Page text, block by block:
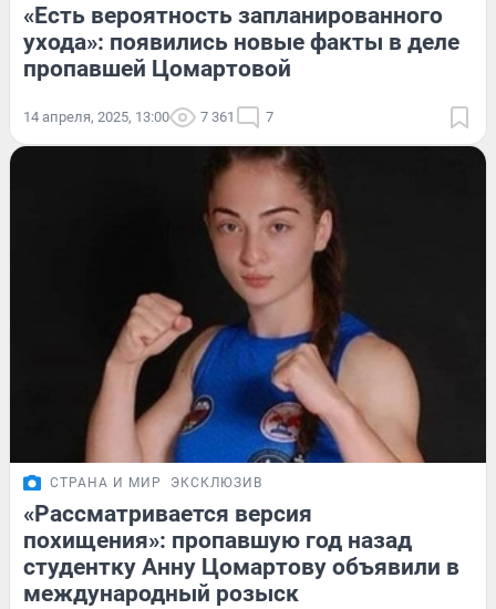
«Есть вероятность запланированного
ухода»: появились новые факты в деле
пропавшей Цомартовой
14 апреля, 2025, 13:00 7 361 7
СТРАНА И МИР ЭКСКЛЮЗИВ
«Рассматривается версия
похищения»: пропавшую год назад
студентку Анну Цомартову объявили в
международный розыск